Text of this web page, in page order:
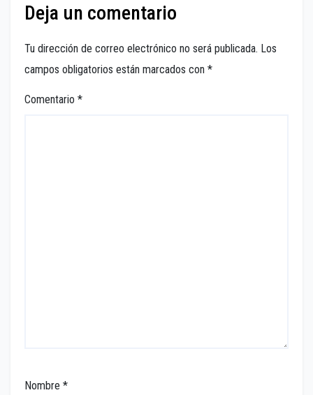
Deja un comentario
Tu dirección de correo electrónico no será publicada. Los
campos obligatorios están marcados con *
Comentario *
Nombre *